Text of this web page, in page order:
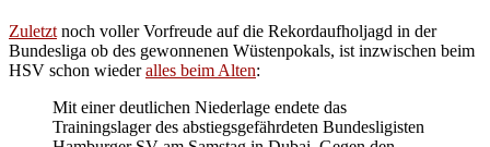
Zuletzt noch voller Vorfreude auf die Rekordaufholjagd in der
Bundesliga ob des gewonnenen Wüstenpokals, ist inzwischen beim
HSV schon wiederalles beim Alten:
Mit einer deutlichen Niederlage endete das
Trainingslager des abstiegsgefährdeten Bundesligisten